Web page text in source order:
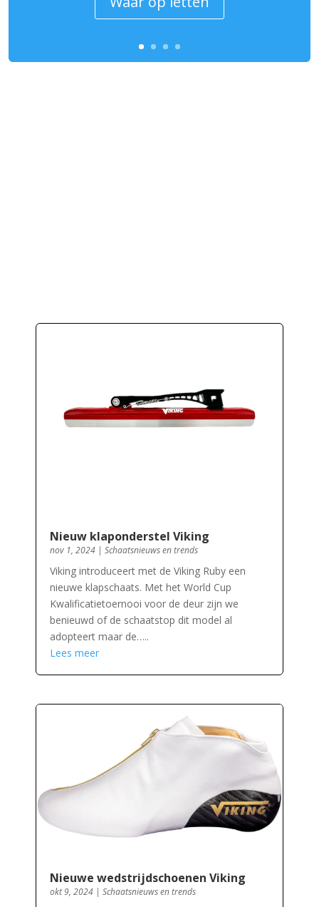
Nieuw klaponderstel Viking
nov 1, 2024| Schaatsnieuws en trends
Viking introduceert met de Viking Ruby een
nieuwe klapschaats. Met het World Cup
Kwalificatietoernooi voor de deur zijn we
benieuwd of de schaatstop dit model al
adopteert maar de…..
Lees meer
Nieuwe wedstrijdschoenen Viking
okt 9, 2024| Schaatsnieuws en trends